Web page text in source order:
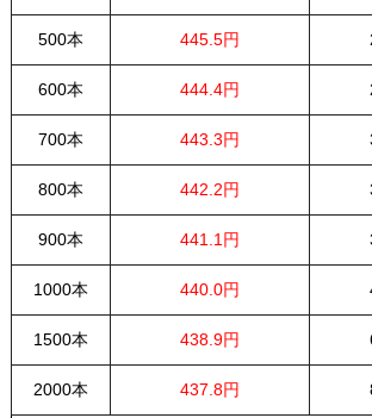
500本 445.5円
600本 444.4円
700本 443.3円
800本 442.2円
900本 441.1円
1000本 440.0円
1500本 438.9円
2000本 437.8円